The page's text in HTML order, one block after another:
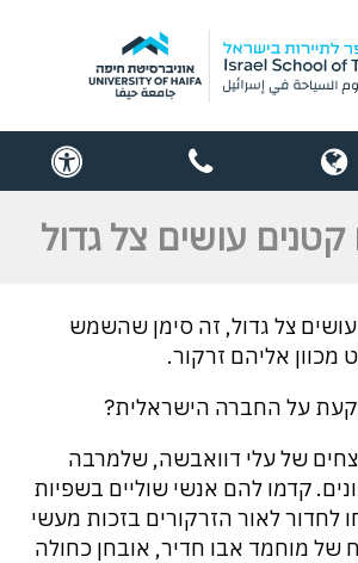
globe
contact
us
עושים צל גדול
צל גדול, זה סימן שהשמש
אליהם זרקור.
על החברה הישראלית?
של עלי דוואבשה, שלמרבה
קדמו להם אנשי שוליים בשפיות
לחדור לאור הזרקורים בזכות מעשי
של מוחמד אבו חדיר, אובחן כחולה